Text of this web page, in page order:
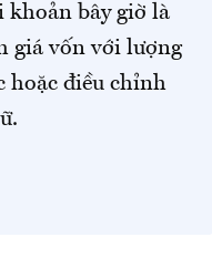
khoản bây giờ là
giá vốn với lượng
hoặc điều chỉnh